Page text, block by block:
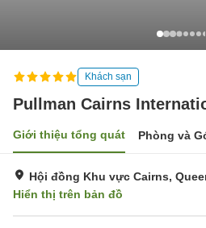
Khách sạn
Pullman Cairns
Giới thiệu tổng quát Phòng và
Hội đồng Khu vực Cairns,
Hiển thị trên bản đồ